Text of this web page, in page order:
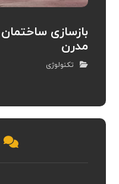
بازسازی
مدرن
تکنولوژی